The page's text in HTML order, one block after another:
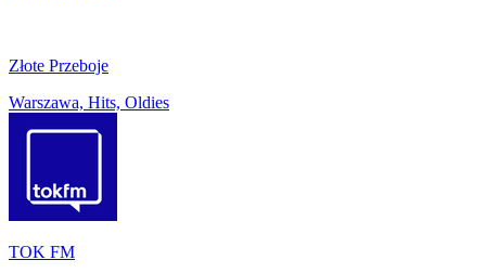
Złote Przeboje
Warszawa, Hits, Oldies
TOK FM